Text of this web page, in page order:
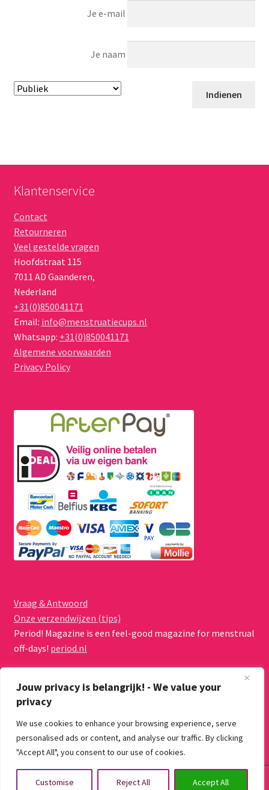
Jouw privacy is belangrijk! - We value your
privacy
We use cookies to enhance your browsing experience, serve
personalised ads or content, and analyse our traffic. By clicking
"Accept All", you consent to our use of cookies.
Customise Reject All Accept All
Je e-mail
Je naam
Klantenservice
Contact
Retourneren
Veel gestelde vragen
Hoofdstraat 115
7011 AD Gaanderen,
Nederland
+31(0)850041171
Email: info@menstruatiecups.nl
Whatsapp: +31(0)850041171
Algemene voorwaarden
Privacy Policy
Vraag & Antwoord
Onze verzendwijzen (tips)
Period! Magazine is een feel-good magazine for menstrual
off-days! period.nl
© Menstruatiecups.nl 2026
Algemene voorwaarden
Gebouwd met WooCommerce.